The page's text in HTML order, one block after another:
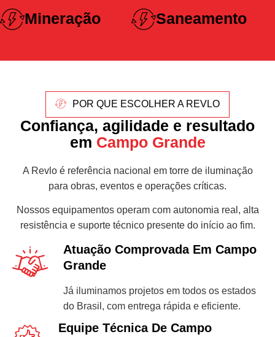
Saneamento
Construção
Pesada
POR QUE ESCOLHER A REVLO
Confiança, agilidade e resultado
em Campo Grande
A Revlo é referência nacional em torre de iluminação
para obras, eventos e operações críticas.
Nossos equipamentos operam com autonomia real, alta
resistência e suporte técnico presente do início ao fim.
Atuação Comprovada Em Campo
Grande
Já iluminamos projetos em todos os estados
do Brasil, com entrega rápida e eficiente.
Equipe Técnica De Campo